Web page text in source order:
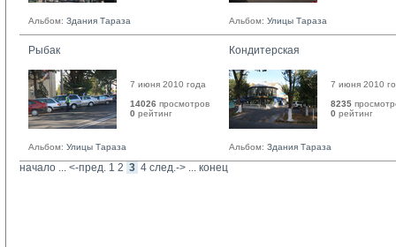
Альбом: Здания Тараза Альбом: Улицы Тараза
Рыбак
7 июня 2010 года
14026 просмотров
0 рейтинг
Альбом: Улицы Тараза
Кондитерская
7 июня 2010
8235
0 рейтинг
Альбом: Здания Тараза
начало ... <-пред. 1 2 3 4 след.-> ... конец